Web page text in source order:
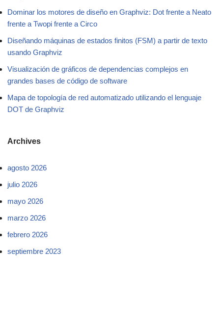
Dominar los motores de diseño en Graphviz: Dot frente a Neato
frente a Twopi frente a Circo
Diseñando máquinas de estados finitos (FSM) a partir de texto
usando Graphviz
Visualización de gráficos de dependencias complejos en
grandes bases de código de software
Mapa de topología de red automatizado utilizando el lenguaje
DOT de Graphviz
Archives
agosto 2026
julio 2026
mayo 2026
marzo 2026
febrero 2026
septiembre 2023